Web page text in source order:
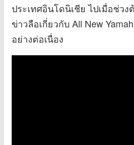
ประเทศอินโดนิเชีย ไปเมื่อช่ว
ข่าวลือเกี่ยวกับ All New
อย่างต่อเนื่อง